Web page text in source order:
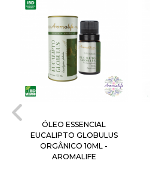
ÓLEO ESSENCIAL
EUCALIPTO GLOBULUS
ORGÂNICO 10ML -
AROMALIFE